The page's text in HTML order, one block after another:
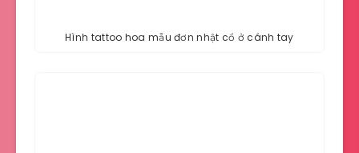
Hình tattoo hoa mẫu đơn nhật cổ ở cánh tay